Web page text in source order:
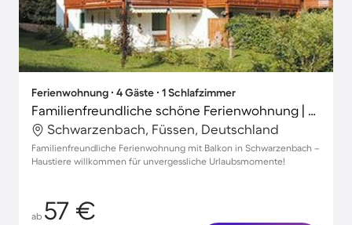
Ferienwohnung ∙ 4 Gäste ∙ 1 Schlafzimmer
Familienfreundliche schöne Ferienwohnung | Hunde erlaubt
Schwarzenbach, Füssen, Deutschland
Familienfreundliche Ferienwohnung mit Balkon in Schwarzenbach –
Haustiere willkommen für unvergessliche Urlaubsmomente!
ab 57 €